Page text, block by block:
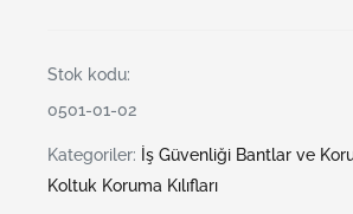
Stok kodu:
0501-01-02
Kategoriler: İş Güvenliği Bantlar ve
Koltuk Koruma Kılıfları